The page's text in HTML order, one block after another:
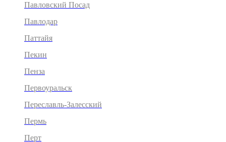
Павловский Посад
Павлодар
Паттайя
Пекин
Пенза
Первоуральск
Переславль-Залесский
Пермь
Перт